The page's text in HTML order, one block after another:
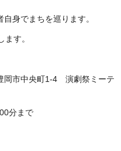
身でまちを巡ります。
す。
岡市中央町1-4 演劇祭ミーテ
分まで